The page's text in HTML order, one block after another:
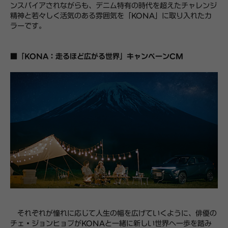
ンスパイアされながらも、デニム特有の時代を超えたチャレンジ
精神と若々しく活気のある雰囲気を「KONA」に取り入れたカ
ラーです。
■「KONA：走るほど広がる世界」キャンペーンCM
それぞれが憧れに応じて人生の幅を広げていくように、俳優の
チェ・ジョンヒョプがKONAと一緒に新しい世界へ一歩を踏み